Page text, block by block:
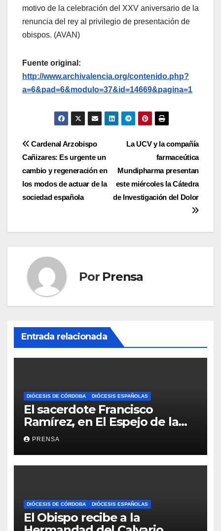
motivo de la celebración del XXV aniversario de la
renuncia del rey al privilegio de presentación de
obispos. (AVAN)
Fuente original:
http://www.archivalencia.org/contenido.php?
a=6&pad=6&modulo=37&id=14669&pagina=1
Navegación
de
entradas
La UCV y la compañía
farmaceútica
Mundipharma presentan
este miércoles la Cátedra
de Investigación del Dolor
Cardenal Arzobispo
Cañizares: Es urgente un
cambio y regeneración en
los modos de actuar de la
sociedad española
Por Prensa
Entrada relacionada
DIÓCESIS DE CÓRDOBA DIÓCESIS ESPAÑOLAS
El sacerdote Francisco
Ramírez, en El Espejo de la
Iglesia
PRENSA
DIÓCESIS DE CÓRDOBA DIÓCESIS ESPAÑOLAS
El Obispo recibe a la